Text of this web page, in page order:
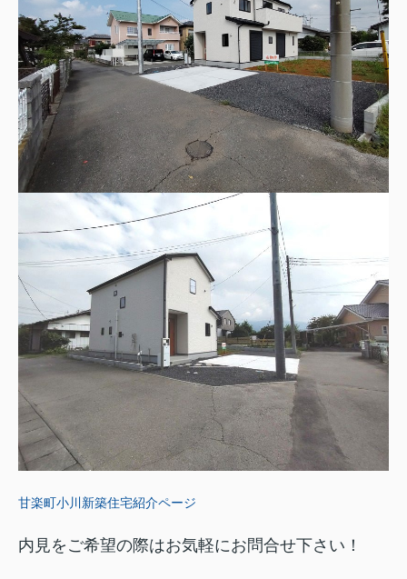
甘楽町小川新築住宅紹介ページ
内見をご希望の際はお気軽にお問合せ下さい！